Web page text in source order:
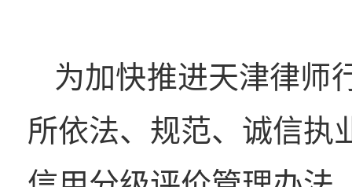
为加快推进天津律师
所依法、规范、诚信执